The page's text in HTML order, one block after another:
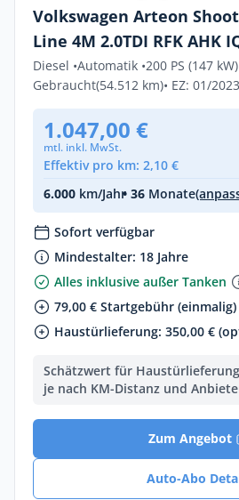
Volkswagen Arteon
Line 4M 2.0TDI RFK AHK
Diesel •Automatik •200 PS (147 kW)
Gebraucht(54.512 km)• EZ: 01/2023
1.047,00 €
mtl. inkl. MwSt.
Effektiv pro km: 2,10 €
6.000 km/Jahr• 36 Monate
Sofort verfügbar
Mindestalter: 18 Jahre
Alles inklusive außer Tanken
79,00 € Startgebühr (einmalig)
Haustürlieferung: 350,00 €
Schätzwert für
je nach KM-Distanz und
Zum Angebot
Auto-Abo